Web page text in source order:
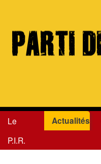
Aller
au
Le
P.I.R.
Actualités